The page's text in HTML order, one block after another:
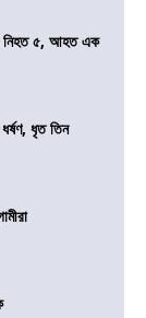
নিহত ৫, আহত এক
ধৃত তিন